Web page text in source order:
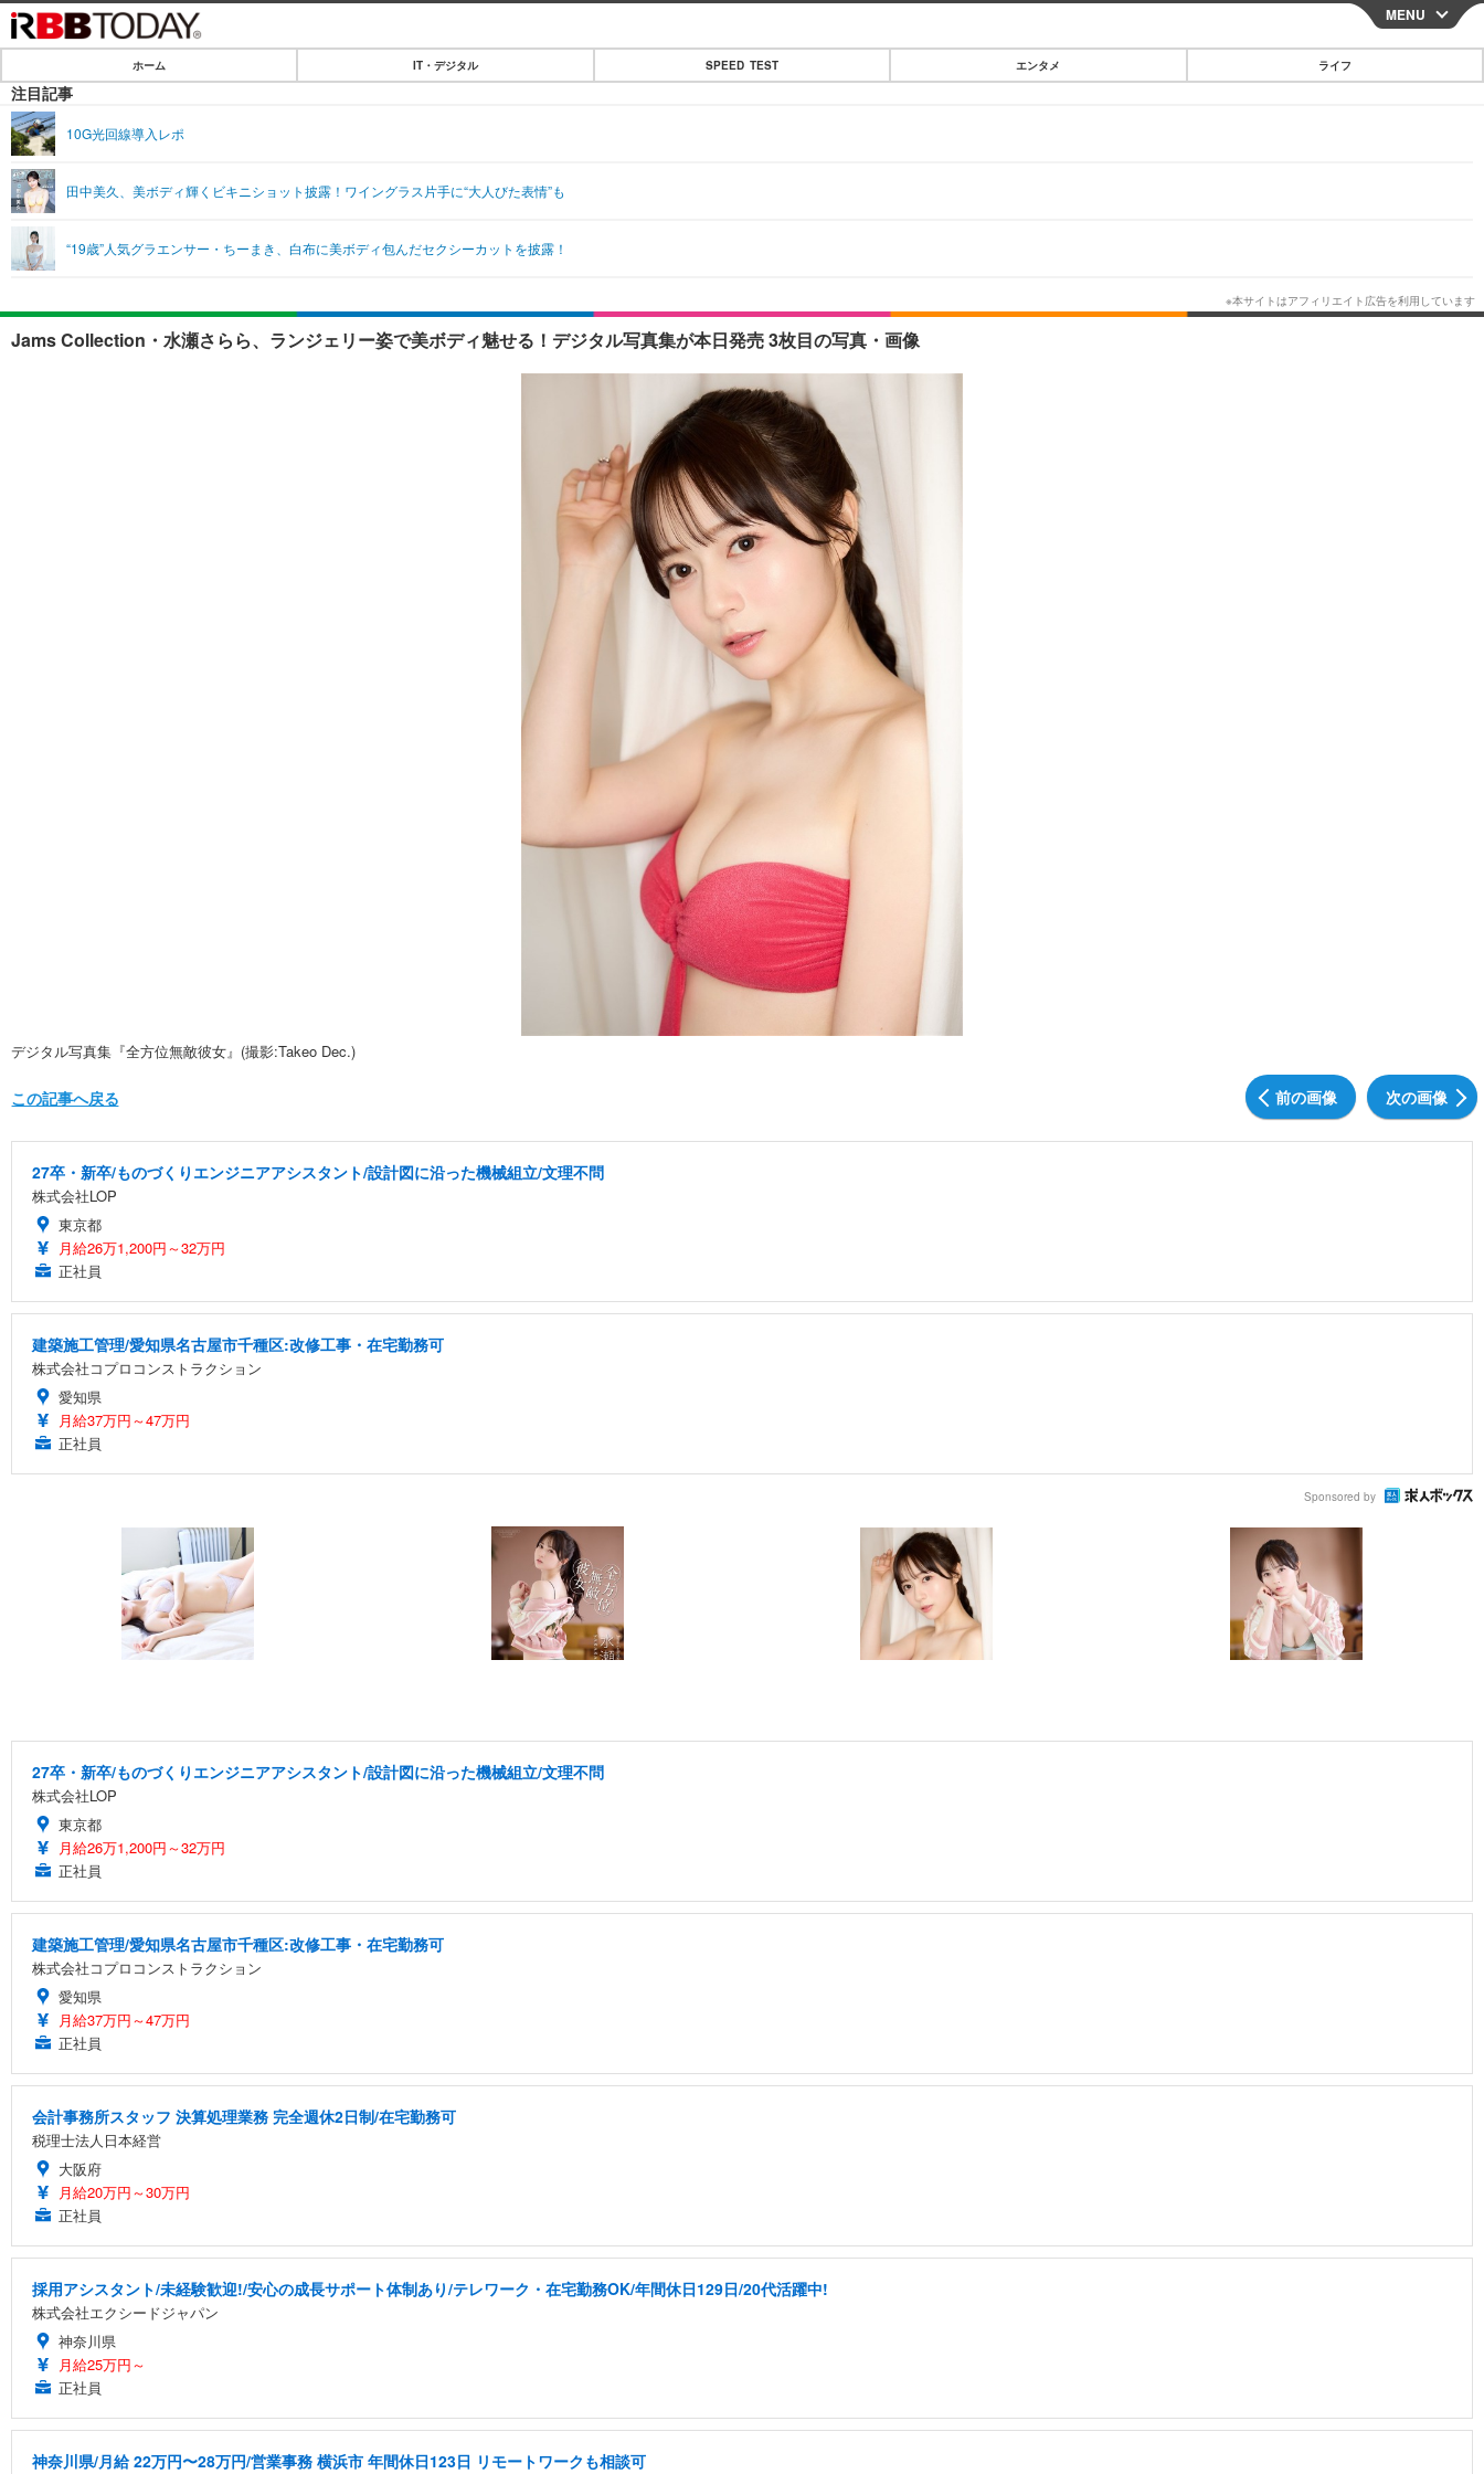
CLOSE
IT・デジタル
ショッピング
SPEED TEST
エンタメ
エンタメTOP
音楽
ライフ
ライフTOP グルメ
ペット
リリース一覧
MENU
ホーム IT・デジタル SPEED TEST エンタメ ライフ
注目記事
10G光回線導入レポ
田中美久、美ボディ輝くビキニショット披露！ワイングラス片手に“大人びた表情”も
“19歳”人気グラエンサー・ちーまき、白布に美ボディ包んだセクシーカットを披露！
Jams Collection・水瀬さらら、ランジェリー姿で美ボディ魅せる！デジタル写真集が本日発売 3枚目の写真・画像
デジタル写真集『全方位無敵彼女』(撮影:Takeo Dec.)
前の画像 次の画像
この記事へ戻る
27卒・新卒/ものづくりエンジニアアシスタント/設計図に沿った機械組立/文理不問
株式会社LOP
東京都
月給26万1,200円～32万円
正社員
建築施工管理/愛知県名古屋市千種区:改修工事・在宅勤務可
株式会社コプロコンストラクション
愛知県
月給37万円～47万円
正社員
Sponsored by
27卒・新卒/ものづくりエンジニアアシスタント/設計図に沿った機械組立/文理不問
株式会社LOP
東京都
月給26万1,200円～32万円
正社員
建築施工管理/愛知県名古屋市千種区:改修工事・在宅勤務可
株式会社コプロコンストラクション
愛知県
月給37万円～47万円
正社員
会計事務所スタッフ 決算処理業務 完全週休2日制/在宅勤務可
税理士法人日本経営
大阪府
月給20万円～30万円
正社員
採用アシスタント/未経験歓迎!/安心の成長サポート体制あり/テレワーク・在宅勤務OK/年間休日129日/20代活躍中!
株式会社エクシードジャパン
神奈川県
月給25万円～
正社員
神奈川県/月給 22万円〜28万円/営業事務 横浜市 年間休日123日 リモートワークも相談可